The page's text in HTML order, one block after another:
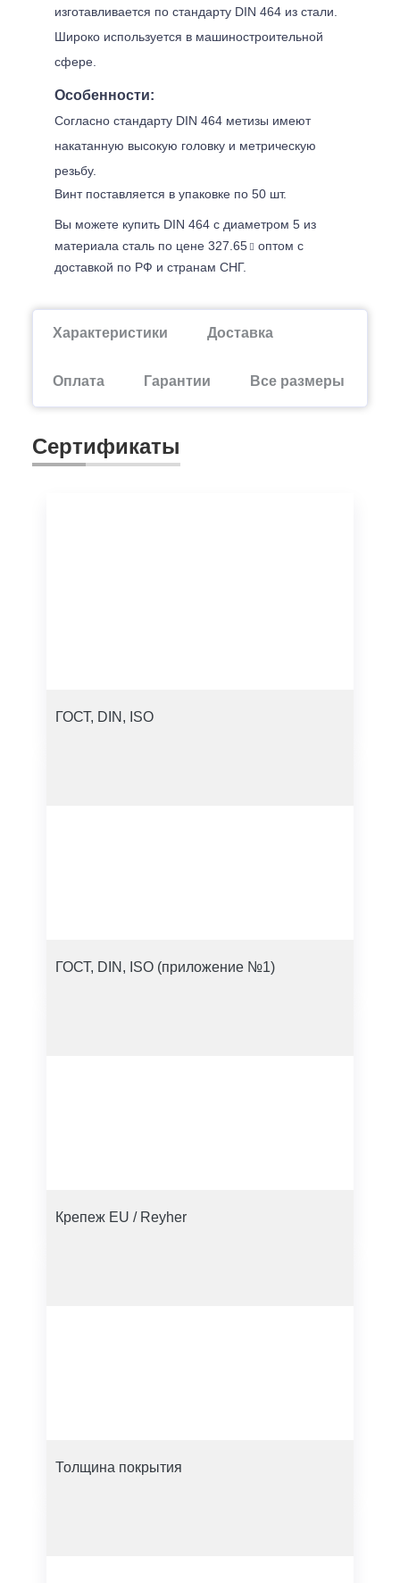
изготавливается по стандарту DIN 464 из стали.
Широко используется в машиностроительной
сфере.
Особенности:
Согласно стандарту DIN 464 метизы имеют
накатанную высокую головку и метрическую
резьбу.
Винт поставляется в упаковке по 50 шт.
Вы можете купить DIN 464 с диаметром 5 из
материала сталь по цене 327.65
оптом с
доставкой по РФ и странам СНГ.
Характеристики Доставка
Оплата Гарантии Все размеры
Сертификаты
ГОСТ, DIN, ISO
ГОСТ, DIN, ISO (приложение №1)
Крепеж EU / Reyher
Толщина покрытия